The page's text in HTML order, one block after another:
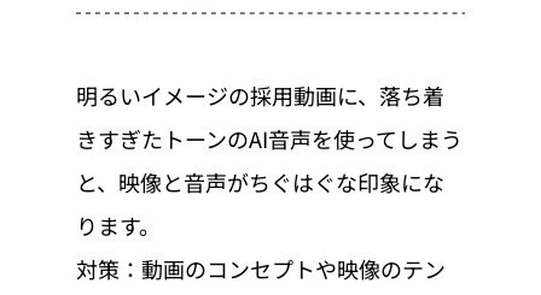
明るいイメージの採用動画に、落ち着
きすぎたトーンのAI音声を使ってしまう
と、映像と音声がちぐはぐな印象にな
ります。
対策：動画のコンセプトや映像のテン